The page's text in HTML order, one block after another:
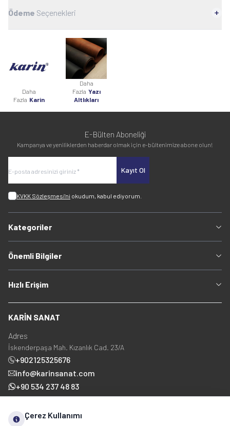
Ödeme Seçenekleri
Daha
Fazla Karin
Daha
Fazla Yazı
Altlıkları
E-Bülten Aboneliği
Kampanya ve yeniliklerden haberdar olmak için e-bültenimize abone olun!
Kayıt Ol
KVKK Sözleşmesi'ni okudum, kabul ediyorum.
Kategoriler
Önemli Bilgiler
Hızlı Erişim
KARİN SANAT
Adres
İskenderpaşa Mah. Kızanlık Cad. 23/A
+902125325676
info@karinsanat.com
+90 534 237 48 83
Çerez Kullanımı